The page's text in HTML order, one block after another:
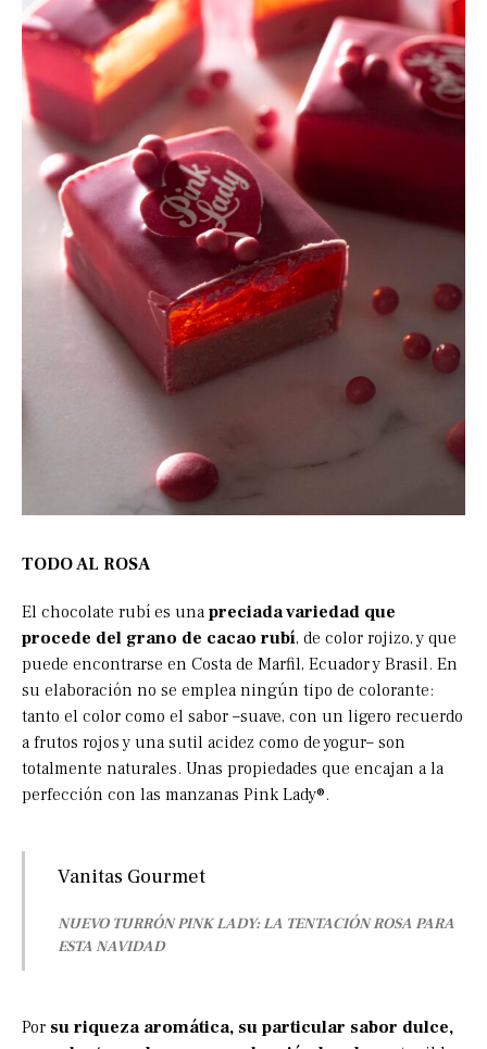
TODO AL ROSA
El chocolate rubí es una preciada variedad que
procede del grano de cacao rubí, de color rojizo, y que
puede encontrarse en Costa de Marfil, Ecuador y Brasil. En
su elaboración no se emplea ningún tipo de colorante:
tanto el color como el sabor –suave, con un ligero recuerdo
a frutos rojos y una sutil acidez como de yogur– son
totalmente naturales. Unas propiedades que encajan a la
perfección con las manzanas Pink Lady®.
Vanitas Gourmet
NUEVO TURRÓN PINK LADY: LA TENTACIÓN ROSA PARA
ESTA NAVIDAD
Por su riqueza aromática, su particular sabor dulce,